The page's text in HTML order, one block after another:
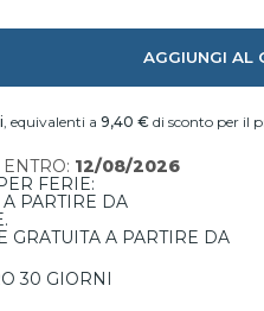
AGGIUNGI AL
, equivalenti a 9,40 € di sconto per il
12/08/2026
FERIE:
PARTIRE DA
GRATUITA A PARTIRE DA
30 GIORNI